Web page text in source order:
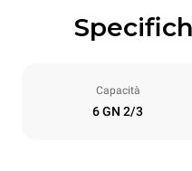
Capacità
6 GN 2/3